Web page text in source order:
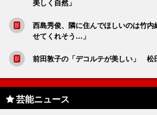
美しく自然」
西島秀俊、隣に住んでほしいのは竹
せてくれそう…」
前田敦子の「デコルテが美しい」 松
芸能ニュース